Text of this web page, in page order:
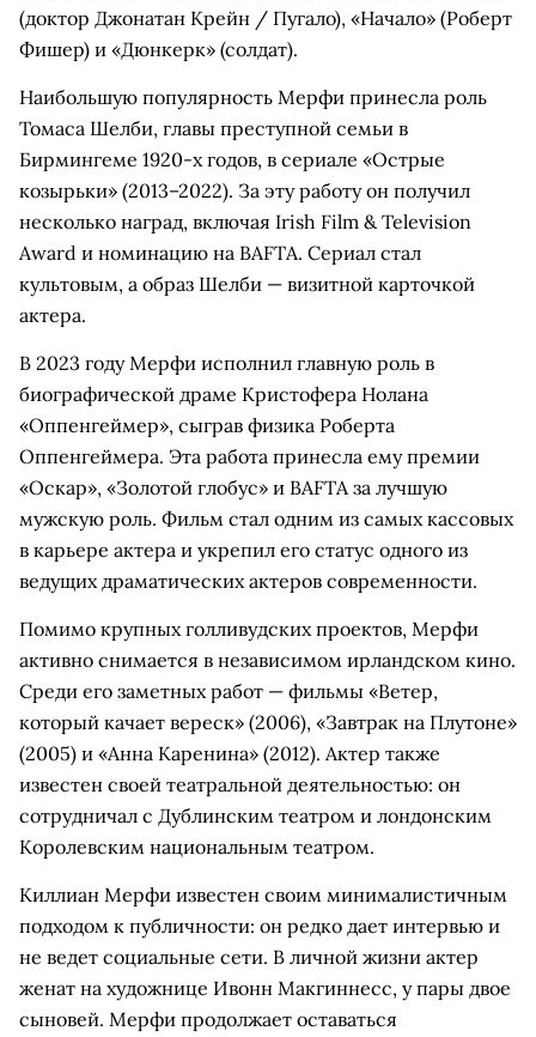
(доктор Джонатан Крейн / Пугало), «Начало» (Роберт
Фишер) и «Дюнкерк» (солдат).
Наибольшую популярность Мерфи принесла роль
Томаса Шелби, главы преступной семьи в
Бирмингеме 1920-х годов, в сериале «Острые
козырьки» (2013–2022). За эту работу он получил
несколько наград, включая Irish Film & Television
Award и номинацию на BAFTA. Сериал стал
культовым, а образ Шелби — визитной карточкой
актера.
В 2023 году Мерфи исполнил главную роль в
биографической драме Кристофера Нолана
«Оппенгеймер», сыграв физика Роберта
Оппенгеймера. Эта работа принесла ему премии
«Оскар», «Золотой глобус» и BAFTA за лучшую
мужскую роль. Фильм стал одним из самых кассовых
в карьере актера и укрепил его статус одного из
ведущих драматических актеров современности.
Помимо крупных голливудских проектов, Мерфи
активно снимается в независимом ирландском кино.
Среди его заметных работ — фильмы «Ветер,
который качает вереск» (2006), «Завтрак на Плутоне»
(2005) и «Анна Каренина» (2012). Актер также
известен своей театральной деятельностью: он
сотрудничал с Дублинским театром и лондонским
Королевским национальным театром.
Киллиан Мерфи известен своим минималистичным
подходом к публичности: он редко дает интервью и
не ведет социальные сети. В личной жизни актер
женат на художнице Ивонн Макгиннесс, у пары двое
сыновей. Мерфи продолжает оставаться